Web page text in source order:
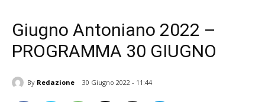
Giugno Antoniano 2022 –
PROGRAMMA 30 GIUGNO
By Redazione 30 Giugno 2022 - 11:44